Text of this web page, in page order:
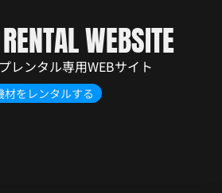
WEBSITE
レンタル専用WEBサイト
材をレンタルする